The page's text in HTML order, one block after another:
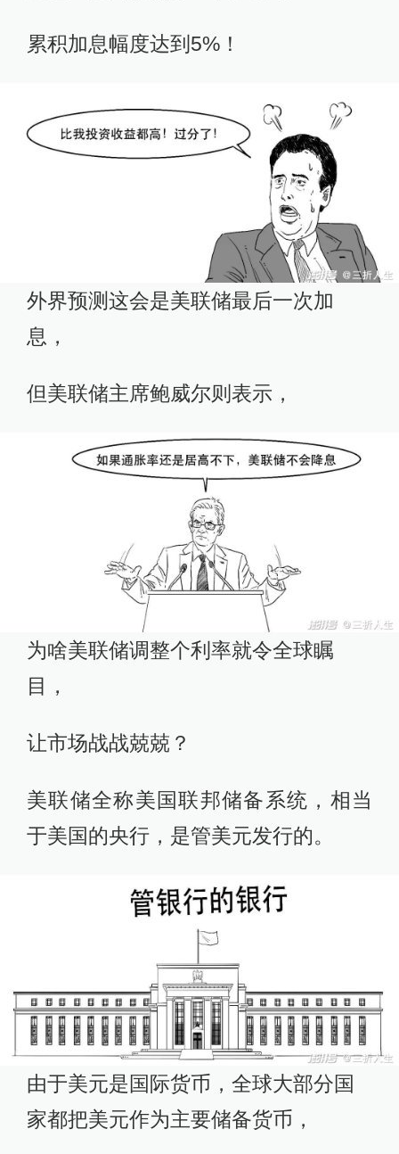
累积加息幅度达到5%！‍‍‍‍
外界预测这会是美联储最后一次加
息，
但美联储主席鲍威尔则表示，
为啥美联储调整个利率就令全球瞩
目，
让市场战战兢兢？
美联储全称美国联邦储备系统，相当
于美国的央行，是管美元发行的。‍
由于美元是国际货币，全球大部分国
家都把美元作为主要储备货币，